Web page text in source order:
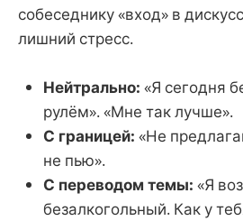
собеседнику «вход» в
лишний стресс.
Нейтрально: «Я сегодня
рулём». «Мне так лучше».
С границей: «Не
не пью».
С переводом темы: «Я
безалкогольный. Как у